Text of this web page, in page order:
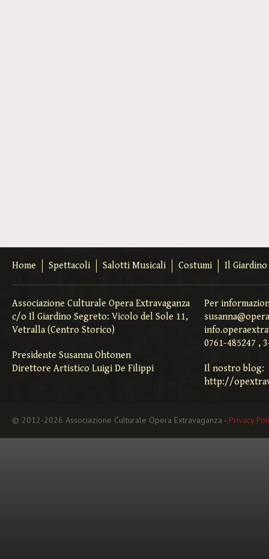
Home Spettacoli Salotti Musicali Costumi Il
Associazione Culturale Opera Extravaganza
c/o Il Giardino Segreto: Vicolo del Sole 11,
Vetralla (Centro Storico)
Presidente Susanna Ohtonen
Direttore Artistico Luigi De Filippi
Per
0761-485247 ,
Il nostro blog:
http://
© 2012-2026 Associazione Culturale Opera Extravaganza - Privacy